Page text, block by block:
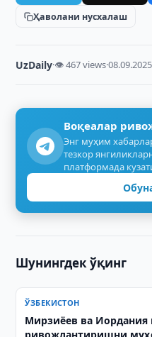
Ҳаволани нусхалаш
UzDaily·👁 467 views·08.09.2025
Воқеалар
Энг муҳим
тезкор
платформада
Шунингдек ўқинг
ЎЗБЕКИСТОН
Мирзиёев ва